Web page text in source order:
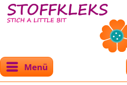
Menü